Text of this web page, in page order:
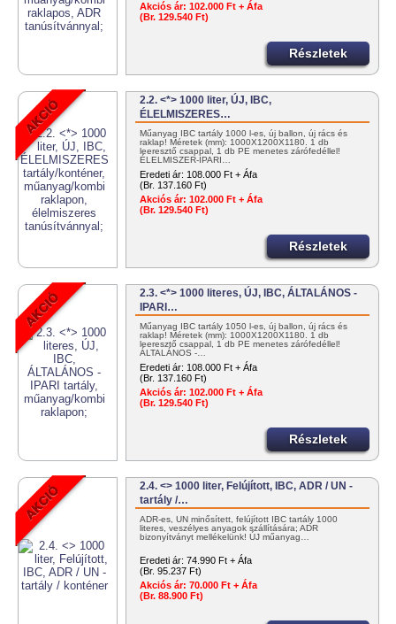
Akciós ár: 102.000 Ft + Áfa
(Br. 129.540 Ft)
Részletek
2.2. <*> 1000 liter, ÚJ, IBC,
ÉLELMISZERES…
Műanyag IBC tartály 1000 l-es, új ballon, új rács és
raklap! Méretek (mm): 1000X1200X1180. 1 db
leeresztő csappal, 1 db PE menetes zárófedéllel!
ÉLELMISZER-IPARI…
Eredeti ár: 108.000 Ft + Áfa
(Br. 137.160 Ft)
Akciós ár: 102.000 Ft + Áfa
(Br. 129.540 Ft)
Részletek
2.3. <*> 1000 literes, ÚJ, IBC, ÁLTALÁNOS -
IPARI…
Műanyag IBC tartály 1050 l-es, új ballon, új rács és
raklap! Méretek (mm): 1000X1200X1180. 1 db
leeresztő csappal, 1 db PE menetes zárófedéllel!
ÁLTALÁNOS -…
Eredeti ár: 108.000 Ft + Áfa
(Br. 137.160 Ft)
Akciós ár: 102.000 Ft + Áfa
(Br. 129.540 Ft)
Részletek
2.4. <> 1000 liter, Felújított, IBC, ADR / UN -
tartály /…
ADR-es, UN minősített, felújított IBC tartály 1000
literes, veszélyes anyagok szállítására; ADR
bizonyítványt mellékelünk! ÚJ műanyag…
Eredeti ár: 74.990 Ft + Áfa
(Br. 95.237 Ft)
Akciós ár: 70.000 Ft + Áfa
(Br. 88.900 Ft)